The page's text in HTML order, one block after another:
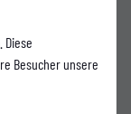
Diese
Besucher unsere